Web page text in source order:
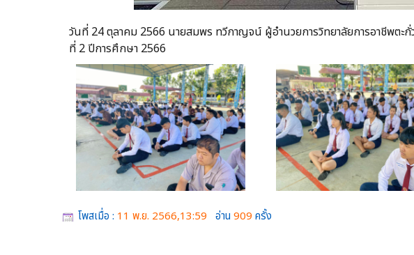
วันที่ 24 ตุลาคม 2566 นายสมพร ทวีกาญจน์ ผู้อำนวยการวิทยาลัยการอาชีพตะ
ที่ 2 ปีการศึกษา 2566
โพสเมื่อ : 11 พ.ย. 2566,13:59 อ่าน 909 ครั้ง